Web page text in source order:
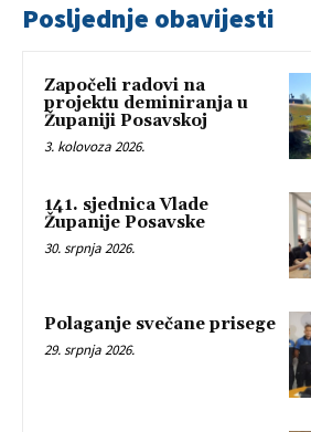
Posljednje obavijesti
Započeli radovi na
projektu deminiranja u
Županiji Posavskoj
3. kolovoza 2026.
141. sjednica Vlade
Županije Posavske
30. srpnja 2026.
Polaganje svečane prisege
29. srpnja 2026.